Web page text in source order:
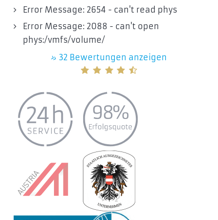
Error Message: 2654 - can't read phys
Error Message: 2088 - can't open
phys:/vmfs/volume/
» 32 Bewertungen anzeigen